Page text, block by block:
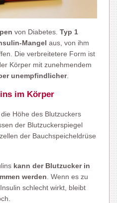
von Diabetes. Typ 1
Mangel aus, von ihm
Die verbreitetere Form ist
Körper mit zunehmendem
unempfindlicher.
im Körper
die Höhe des Blutzuckers
der Blutzuckerspiegel
der Bauchspeicheldrüse
kann der Blutzucker in
werden . Wenn es zu
schlecht wirkt, bleibt